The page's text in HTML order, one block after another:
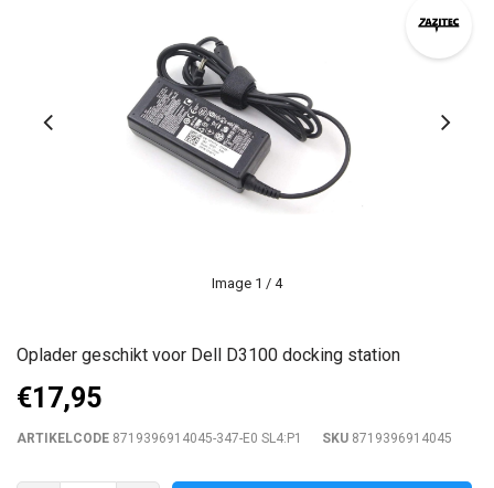
Image 1 / 4
Oplader geschikt voor Dell D3100 docking station
€17,95
ARTIKELCODE 8719396914045-347-E0 SL4:P1 SKU 8719396914045